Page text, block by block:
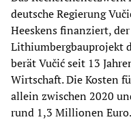
deutsche Regierung
Heeskens finanziert,
Lithiumbergbauprojekt
berät Vučić seit 13
Wirtschaft. Die Kosten
allein zwischen 2020
rund 1,3 Millionen Euro.